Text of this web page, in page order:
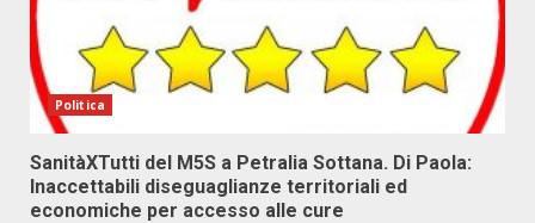
Politica
SanitàXTutti del M5S a Petralia Sottana. Di Paola:
Inaccettabili diseguaglianze territoriali ed
economiche per accesso alle cure